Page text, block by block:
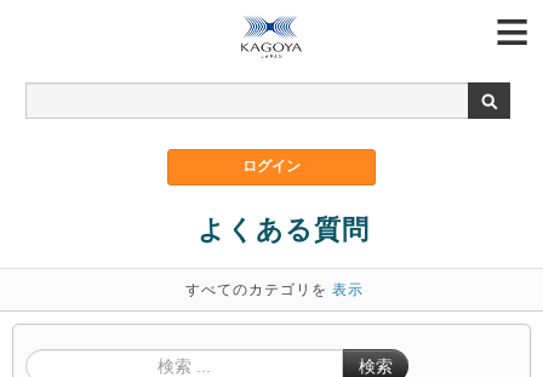
よくある質問
すべてのカテゴリを 表示
検索